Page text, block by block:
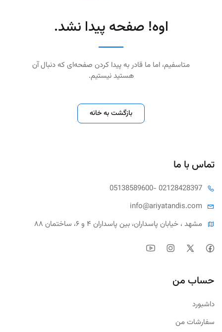
اوه! صفحه پیدا نشد.
متاسفیم، اما ما قادر به پیدا کردن صفحه‌ای که دنبال آن
هستید نیستیم.
بازگشت به خانه
تماس با ما
05138589600- 02128428397
info@ariyatandis.com
مشهد ، خیابان پاسداران، بین پاسداران ۴ و ۶، ساختمان ۸۸
حساب من
داشبورد
سفارشات من